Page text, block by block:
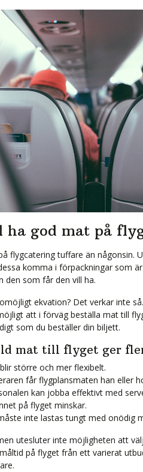
god mat på
flygcatering tuffare än någonsin.
komma i förpackningar som
den som får den vill ha.
ekvation? Det verkar inte
att i förväg beställa mat till
som du beställer din biljett.
mat till flyget ger
större och mer flexibelt.
får flygplansmaten han eller
kan jobba effektivt med
på flyget minskar.
inte lastas tungt med onödig
utesluter inte möjligheten att
på flyget från ett varierat